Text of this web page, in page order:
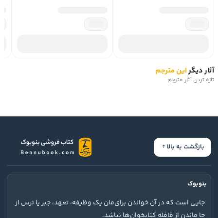
او کاري را در فرانکفورت پيشنهاد کرد و هگل راهي فرانکفورت
دانشگاه ينا تدريس کند. هگل در اين دانشگاه به تدريس فلسفه
پرداخت. او و شلينگ همچنين مدتي نشريه‌اي به نام «نشري?
در آنجا در روزنامه به عنوان ويراستار به کار پرداخت. بعد از مدتي
شد. بعد از مدتي به او پيشنهاد کرسي استادي در دانشگاه
هايدلبرگ داده شد. هگل مدتي هم در اين دانشگاه تدريس کرد
و بعد از آن به برلين رفت و در دانشگاه برلين به تدريس پرداخت و
درگذشت.
او پايه‌گذار يکي از مهمترين سنت‌هاي فلسفي در اروپاست.
آثار دیگراین مترجم
تازه ترین آثار مترجم
بازگشت به بالا
بنوبوک
جایی است که در آن خواندن برای‌مان یک وظیفه، تعهد، جبر یا ترس از
جا ماندن از قافله کتابخوان‌ها نباشد.